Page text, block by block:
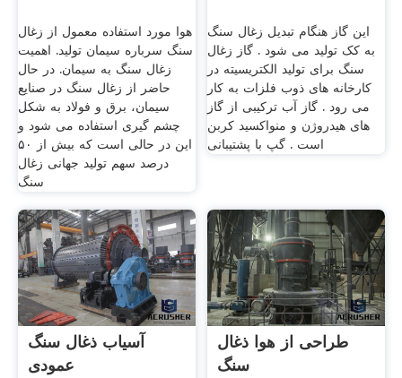
هوا مورد استفاده معمول از زغال
سنگ سرباره سیمان تولید. اهمیت
زغال سنگ به سیمان. در حال
حاضر از زغال سنگ در صنایع
سیمان، برق و فولاد به شکل
چشم گیری استفاده می شود و
این در حالی است که بیش از ۵٠
درصد سهم تولید جهانی زغال
سنگ
این گاز هنگام تبدیل زغال سنگ
به کک تولید می شود . گاز زغال
سنگ برای تولید الکتریسیته در
کارخانه های ذوب فلزات به کار
می رود . گاز آب ترکیبی از گاز
های هیدروژن و منواکسید کربن
است . گپ با پشتیبانی
آسیاب ذغال سنگ
عمودی
طراحی از هوا ذغال
سنگ